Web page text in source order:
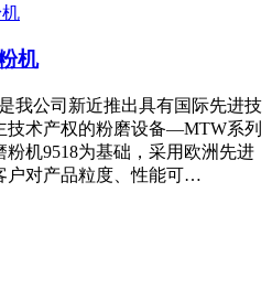
机
我公司新近推出具有国际先进技
技术产权的粉磨设备—MTW系列
机9518为基础，采用欧洲先进
户对产品粒度、性能可…